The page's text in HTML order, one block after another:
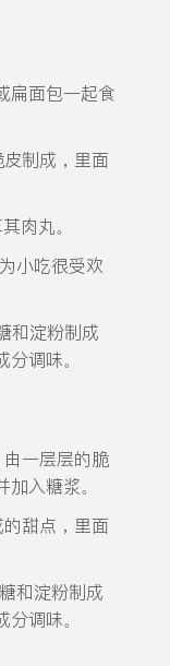
扁面包一起食
皮制成，里面
肉丸。
小吃很受欢
和淀粉制成
调味。
由一层层的脆
入糖浆。
甜点，里面
和淀粉制成
调味。